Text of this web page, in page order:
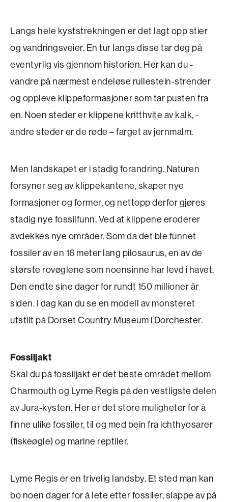
Langs hele kyststrekningen er det lagt opp stier
og vandringsveier. En tur langs disse tar deg på
eventyrlig vis gjennom historien. Her kan du ­
vandre på nærmest endeløse rullestein-strender
og oppleve klippeformasjoner som tar pusten fra
en. Noen steder er klippene kritthvite av kalk, ­
andre steder er de røde – farget av jernmalm.
Men landskapet er i stadig forandring. Naturen
forsyner seg av klippekantene, skaper nye
formasjoner og former, og nettopp derfor gjøres
stadig nye fossilfunn. Ved at klippene eroderer
avdekkes nye områder. Som da det ble funnet
fossiler av en 16 meter lang pilosaurus, en av de
største rovøglene som noensinne har levd i havet.
Den endte sine dager for rundt 150 millioner år
siden. I dag kan du se en modell av monsteret
utstilt på Dorset Country Museum i Dorchester.
Fossiljakt
Skal du på fossiljakt er det beste området mellom
Charmouth og Lyme Regis på den vestligste delen
av Jura-kysten. Her er det store muligheter for å
finne ulike fossiler, til og med bein fra ichthyosarer
(fiskeøgle) og marine reptiler.
Lyme Regis er en trivelig landsby. Et sted man kan
bo noen dager for å lete etter fossiler, slappe av på